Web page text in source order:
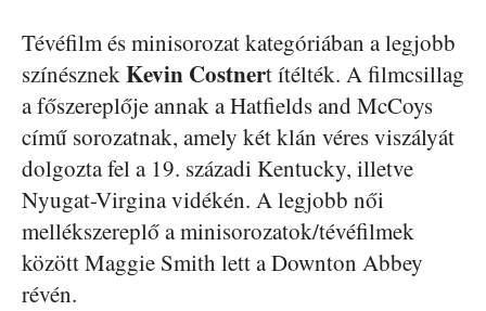
Tévéfilm és minisorozat kategóriában a legjobb
színésznekKevin Costnert ítélték. A filmcsillag
a főszereplője annak a Hatfields and McCoys
című sorozatnak, amely két klán véres viszályát
dolgozta fel a 19. századi Kentucky, illetve
Nyugat-Virgina vidékén. A legjobb női
mellékszereplő a minisorozatok/tévéfilmek
között Maggie Smith lett a Downton Abbey
révén.